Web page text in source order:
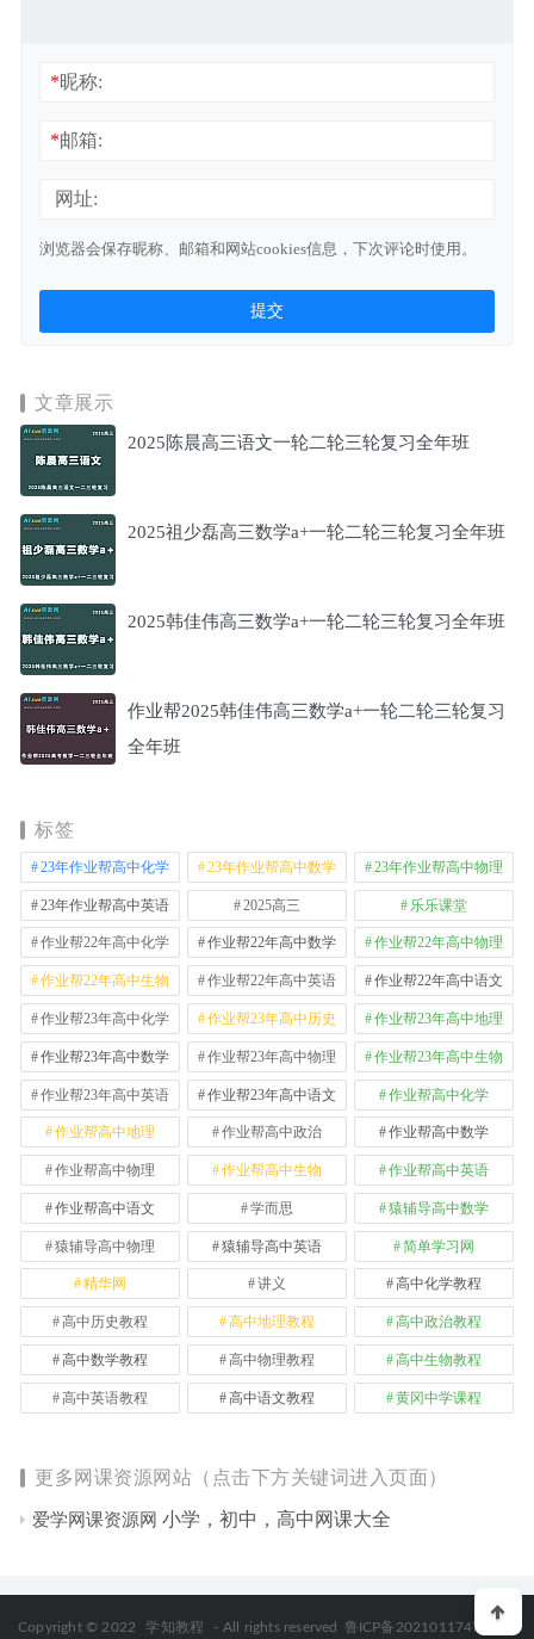
*昵称:
*邮箱:
网址:
浏览器会保存昵称、邮箱和网站cookies信息，下次评论时使用。
文章展示
2025陈晨高三语文一轮二轮三轮复习全年班
2025祖少磊高三数学a+一轮二轮三轮复习全年班
2025韩佳伟高三数学a+一轮二轮三轮复习全年班
作业帮2025韩佳伟高三数学a+一轮二轮三轮复习
全年班
标签
23年作业帮高中化学 23年作业帮高中数学 23年作业帮高中物理
23年作业帮高中英语 2025高三 乐乐课堂
作业帮22年高中化学 作业帮22年高中数学 作业帮22年高中物理
作业帮22年高中生物 作业帮22年高中英语 作业帮22年高中语文
作业帮23年高中化学 作业帮23年高中历史 作业帮23年高中地理
作业帮23年高中数学 作业帮23年高中物理 作业帮23年高中生物
作业帮23年高中英语 作业帮23年高中语文 作业帮高中化学
作业帮高中地理 作业帮高中政治 作业帮高中数学
作业帮高中物理 作业帮高中生物 作业帮高中英语
作业帮高中语文 学而思 猿辅导高中数学
猿辅导高中物理 猿辅导高中英语 简单学习网
精华网 讲义 高中化学教程
高中历史教程 高中地理教程 高中政治教程
高中数学教程 高中物理教程 高中生物教程
高中英语教程 高中语文教程 黄冈中学课程
更多网课资源网站（点击下方关键词进入页面）
爱学网课资源网 小学，初中，高中网课大全
Copyright © 2022 学知教程 - All rights reserved 鲁ICP备2021011747号-2